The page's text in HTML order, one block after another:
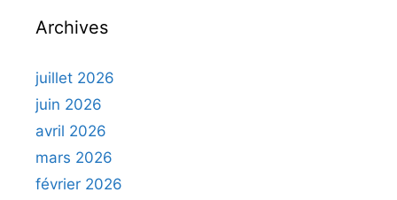
Archives
juillet 2026
juin 2026
avril 2026
mars 2026
février 2026